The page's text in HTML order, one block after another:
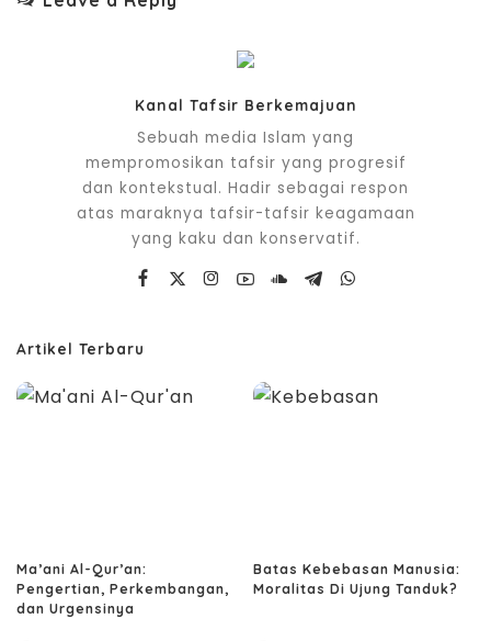
Kanal Tafsir Berkemajuan
Sebuah media Islam yang
mempromosikan tafsir yang progresif
dan kontekstual. Hadir sebagai respon
atas maraknya tafsir-tafsir keagamaan
yang kaku dan konservatif.
Artikel Terbaru
Ma’ani Al-Qur’an:
Pengertian, Perkembangan,
dan Urgensinya
Batas Kebebasan Manusia:
Moralitas Di Ujung Tanduk?